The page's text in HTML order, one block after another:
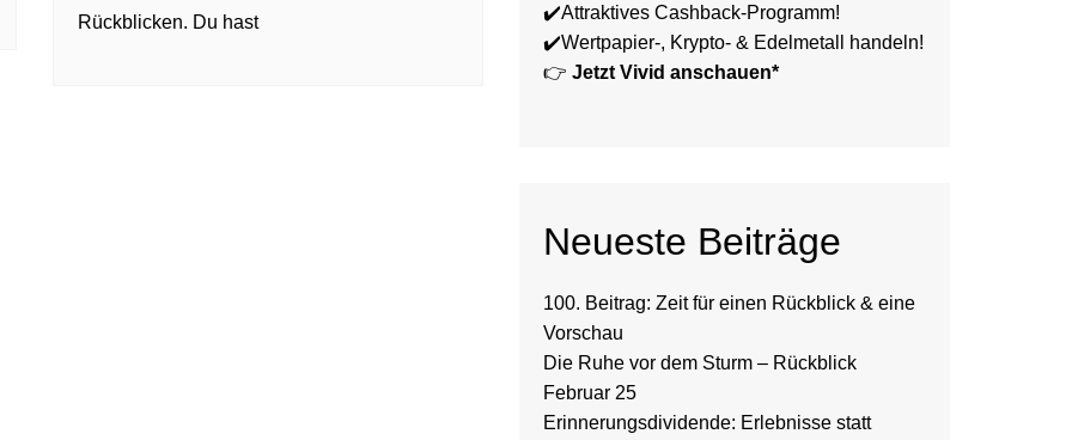
Rückblicken. Du hast
✔️Attraktives Cashback-Programm!
✔️Wertpapier-, Krypto- & Edelmetall handeln!
👉 Jetzt Vivid anschauen*
Neueste Beiträge
100. Beitrag: Zeit für einen Rückblick & eine
Vorschau
Die Ruhe vor dem Sturm – Rückblick
Februar 25
Erinnerungsdividende: Erlebnisse statt